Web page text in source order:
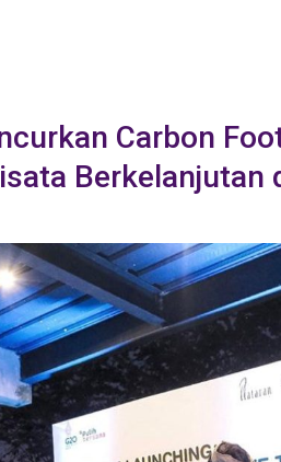
Carbon
Berkelanjutan